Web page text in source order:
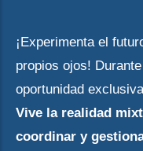
¡Experimenta el
propios ojos!
oportunidad
Vive la realidad
coordinar y